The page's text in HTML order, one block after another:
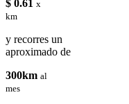
$ 0.61 x
km
y recorres un
aproximado de
300km al
mes